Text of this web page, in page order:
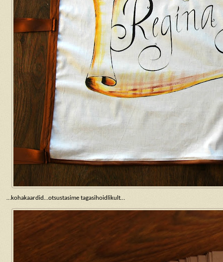
…kohakaardid…otsustasime tagasihoidlikult…